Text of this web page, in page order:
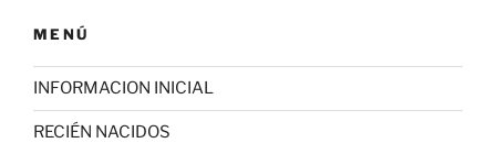
MENÚ
INFORMACION INICIAL
RECIÉN NACIDOS